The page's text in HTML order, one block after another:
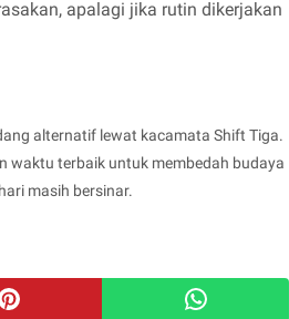
apalagi jika rutin dikerjakan
alternatif lewat kacamata Shift Tiga.
waktu terbaik untuk membedah budaya
masih bersinar.